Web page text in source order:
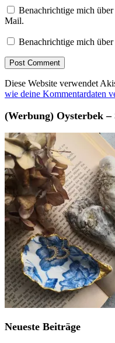
Benachrichtige mich
Mail.
Benachrichtige mich
Diese Website verwendet
wie deine Kommentardaten
(Werbung) Oysterbek –
Neueste Beiträge